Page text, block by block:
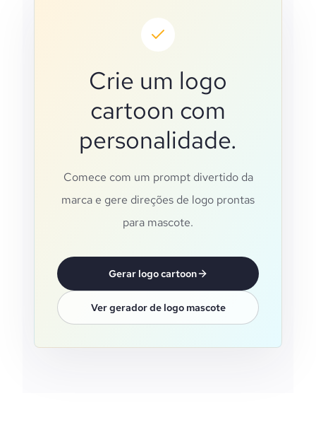
Crie um logo
cartoon com
personalidade.
Comece com um prompt divertido da
marca e gere direções de logo prontas
para mascote.
Gerar logo cartoon
Ver gerador de logo mascote